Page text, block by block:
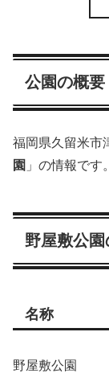
公園の概要
福岡県久留米市
園 」の情報です。
野屋敷公
名称
野屋敷公園